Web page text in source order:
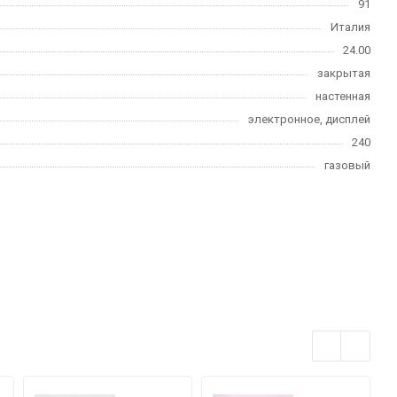
91
Италия
24.00
закрытая
настенная
электронное, дисплей
240
газовый